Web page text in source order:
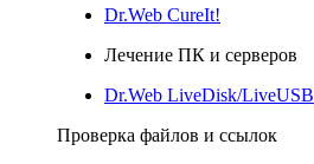
Dr.Web CureIt!
Лечение ПК и серверов
Dr.Web LiveDisk/LiveUSB
Проверка файлов и ссылок